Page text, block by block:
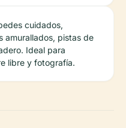
cuidados,
amurallados, pistas de
Ideal para
libre y fotografía.